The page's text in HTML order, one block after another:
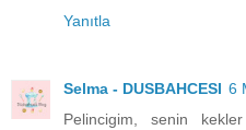
Yanıtla
Selma - DUSBAHCESI 6
Pelincigim, senin